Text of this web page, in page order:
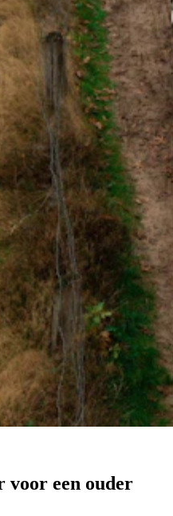
voor een ouder